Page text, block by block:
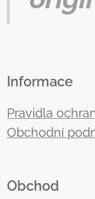
Informace
Pravidla
Obchodní
Obchod